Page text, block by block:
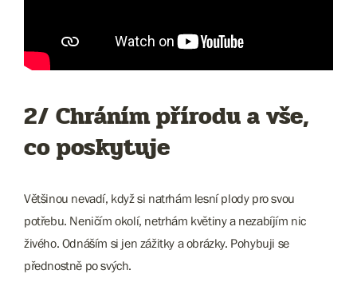
2/ Chráním přírodu a vše,
co poskytuje
Většinou nevadí, když si natrhám lesní plody pro svou
potřebu. Neničím okolí, netrhám květiny a nezabíjím nic
živého. Odnáším si jen zážitky a obrázky. Pohybuji se
přednostně po svých.